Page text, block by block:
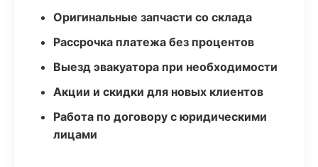
Оригинальные запчасти со склада
Рассрочка платежа без процентов
Выезд эвакуатора при необходимости
Акции и скидки для новых клиентов
Работа по договору с юридическими
лицами